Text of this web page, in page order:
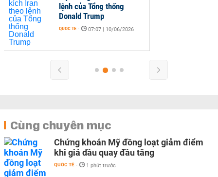
lệnh của Tổng thống
Donald Trump
QUỐC TẾ - 07:07 | 10/06/2026
Cùng chuyên mục
Chứng khoán Mỹ đồng loạt giảm điểm
khi giá dầu quay đầu tăng
QUỐC TẾ - 1 phút trước